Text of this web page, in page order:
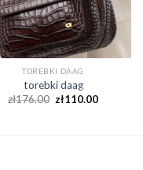
TOREBKI DAAG
torebki daag
zł176.00 zł110.00